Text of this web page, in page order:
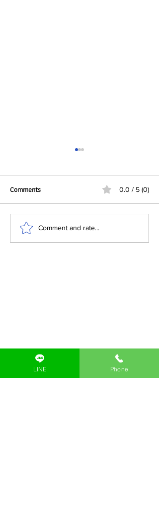
ทำไมผู้ผลิต FMCG ใน
ประเทศไทยกำลังมองว่า “บรรจุ
Comments 0.0 / 5 (0)
Comment and rate...
LINE Phone